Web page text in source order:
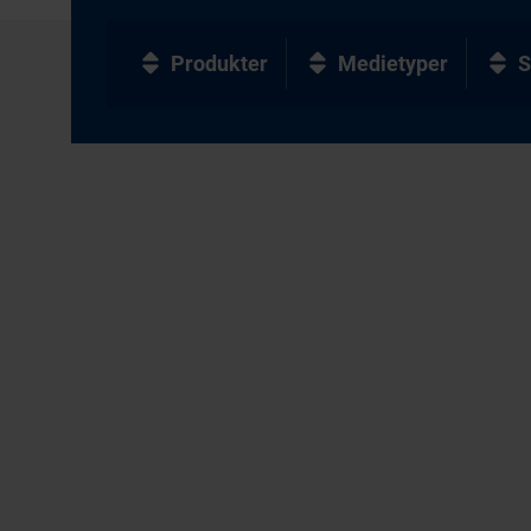
Produkter Medietyper